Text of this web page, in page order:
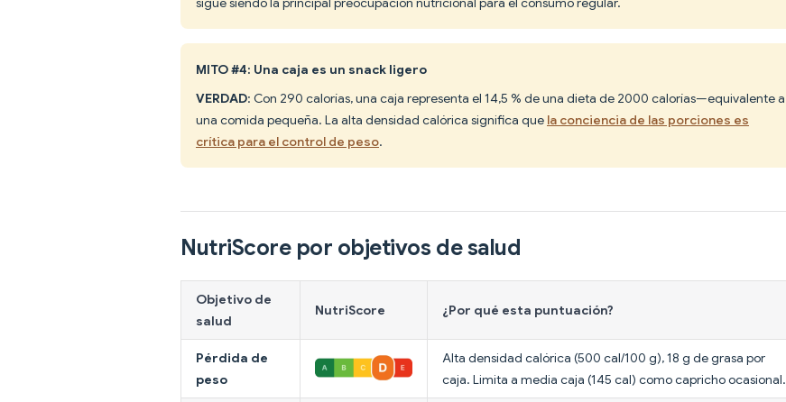
MITO #4: Una caja es un snack ligero
VERDAD: Con 290 calorías, una caja representa el 14,5 % de una dieta de 2000 calorías—equivalente a
una comida pequeña. La alta densidad calórica significa que la conciencia de las porciones es
crítica para el control de peso.
NutriScore por objetivos de salud
Objetivo de
salud
NutriScore ¿Por qué esta puntuación?
Pérdida de
peso
Alta densidad calórica (500 cal/100 g), 18 g de grasa por
caja. Limita a media caja (145 cal) como capricho ocasional.